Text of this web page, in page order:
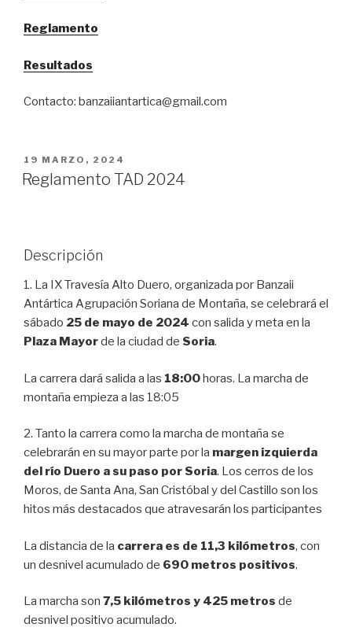
Reglamento
Resultados
Contacto: banzaiiantartica@gmail.com
PUBLICADO
EL
19 MARZO, 2024
Reglamento TAD 2024
Descripción
1. La IX Travesía Alto Duero, organizada por Banzaii
Antártica Agrupación Soriana de Montaña, se celebrará el
sábado 25 de mayo de 2024 con salida y meta en la
Plaza Mayorde la ciudad de Soria.
La carrera dará salida a las 18:00horas. La marcha de
montaña empieza a las 18:05
2. Tanto la carrera como la marcha de montaña se
celebrarán en su mayor parte por la margen izquierda
del río Duero a su paso por Soria. Los cerros de los
Moros, de Santa Ana, San Cristóbal y del Castillo son los
hitos más destacados que atravesarán los participantes
La distancia de la carrera es de 11,3 kilómetros, con
un desnivel acumulado de 690 metros positivos.
La marcha son 7,5 kilómetros y 425 metros de
desnivel positivo acumulado.